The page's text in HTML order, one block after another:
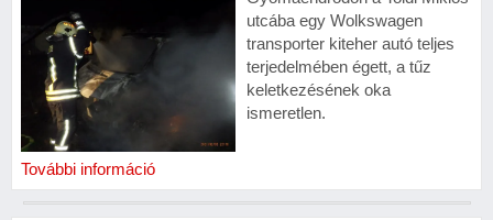
utcába egy Wolkswagen
transporter kiteher autó teljes
terjedelmében égett, a tűz
keletkezésének oka
ismeretlen.
További információ